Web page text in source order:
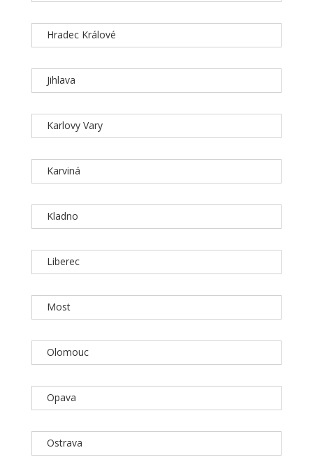
Hradec Králové
Jihlava
Karlovy Vary
Karviná
Kladno
Liberec
Most
Olomouc
Opava
Ostrava